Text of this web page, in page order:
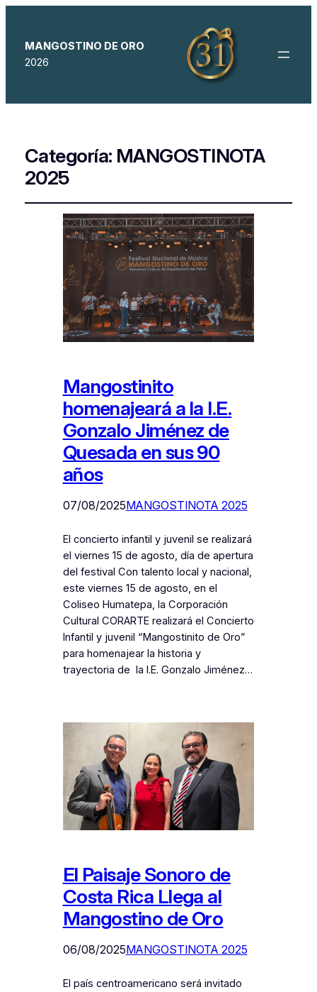
MANGOSTINO DE ORO
2026
Categoría: MANGOSTINOTA
2025
Mangostinito
homenajeará a la I.E.
Gonzalo Jiménez de
Quesada en sus 90
años
07/08/2025MANGOSTINOTA 2025
El concierto infantil y juvenil se realizará
el viernes 15 de agosto, día de apertura
del festival Con talento local y nacional,
este viernes 15 de agosto, en el
Coliseo Humatepa, la Corporación
Cultural CORARTE realizará el Concierto
Infantil y juvenil “Mangostinito de Oro”
para homenajear la historia y
trayectoria de la I.E. Gonzalo Jiménez…
El Paisaje Sonoro de
Costa Rica Llega al
Mangostino de Oro
06/08/2025MANGOSTINOTA 2025
El país centroamericano será invitado